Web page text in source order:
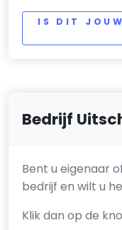
IS DIT
Bedrijf
Bent u eigenaar
bedrijf en wilt u
Klik dan op de